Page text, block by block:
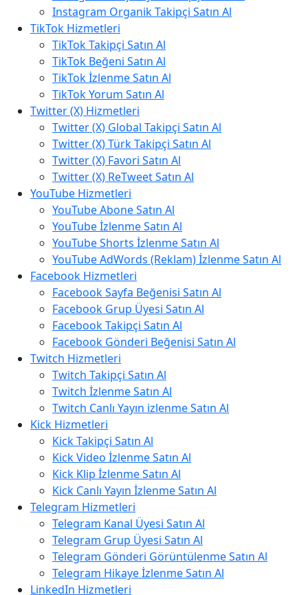
Instagram Organik Takipçi Satın Al
TikTok Hizmetleri
TikTok Takipçi Satın Al
TikTok Beğeni Satın Al
TikTok İzlenme Satın Al
TikTok Yorum Satın Al
Twitter (X) Hizmetleri
Twitter (X) Global Takipçi Satın Al
Twitter (X) Türk Takipçi Satın Al
Twitter (X) Favori Satın Al
Twitter (X) ReTweet Satın Al
YouTube Hizmetleri
YouTube Abone Satın Al
YouTube İzlenme Satın Al
YouTube Shorts İzlenme Satın Al
YouTube AdWords (Reklam) İzlenme Satın Al
Facebook Hizmetleri
Facebook Sayfa Beğenisi Satın Al
Facebook Grup Üyesi Satın Al
Facebook Takipçi Satın Al
Facebook Gönderi Beğenisi Satın Al
Twitch Hizmetleri
Twitch Takipçi Satın Al
Twitch İzlenme Satın Al
Twitch Canlı Yayın izlenme Satın Al
Kick Hizmetleri
Kick Takipçi Satın Al
Kick Video İzlenme Satın Al
Kick Klip İzlenme Satın Al
Kick Canlı Yayın İzlenme Satın Al
Telegram Hizmetleri
Telegram Kanal Üyesi Satın Al
Telegram Grup Üyesi Satın Al
Telegram Gönderi Görüntülenme Satın Al
Telegram Hikaye İzlenme Satın Al
LinkedIn Hizmetleri